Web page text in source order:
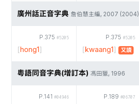
廣州話正音字典 詹伯慧主編, 2007 (2004)
P.375 #5205
[hong1]
P.375 #5205
[kwaang1] 又讀
粵語同音字典(增訂本) 馮田獵, 1996
P.141 #04946 P.189 #06707